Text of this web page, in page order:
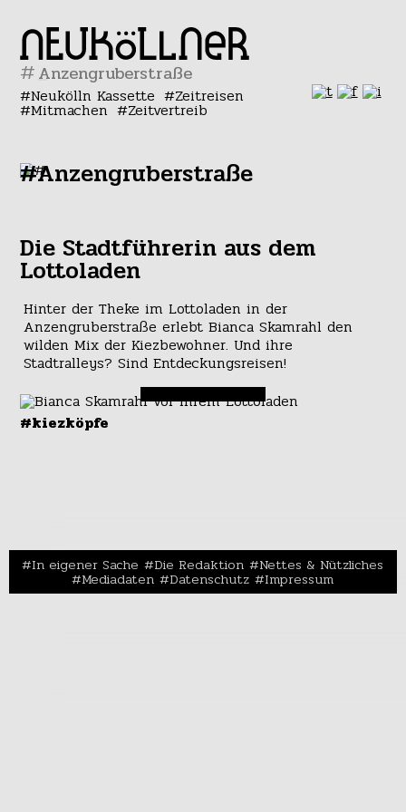
#
Neukölln Kassette Zeitreisen
Mitmachen Zeitvertreib
#Anzengruberstraße
Die Stadtführerin aus dem
Lottoladen
Hinter der Theke im Lottoladen in der
Anzengruberstraße erlebt Bianca Skamrahl den
wilden Mix der Kiezbewohner. Und ihre
Stadtralleys? Sind Entdeckungsreisen!
#kiezköpfe
In eigener Sache Die Redaktion Nettes & Nützliches
Mediadaten Datenschutz Impressum